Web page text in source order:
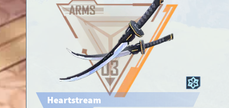
Heartstream